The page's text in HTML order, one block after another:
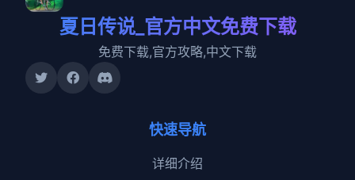
夏日传说_官方中文免费下载
免费下载,官方攻略,中文下载
快速导航
详细介绍